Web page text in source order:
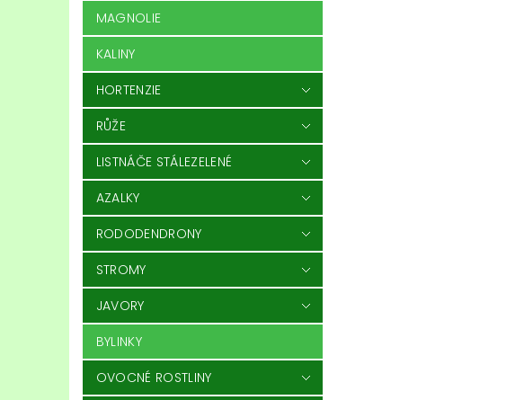
MAGNOLIE
KALINY
HORTENZIE
RŮŽE
LISTNÁČE STÁLEZELENÉ
AZALKY
RODODENDRONY
STROMY
JAVORY
BYLINKY
OVOCNÉ ROSTLINY